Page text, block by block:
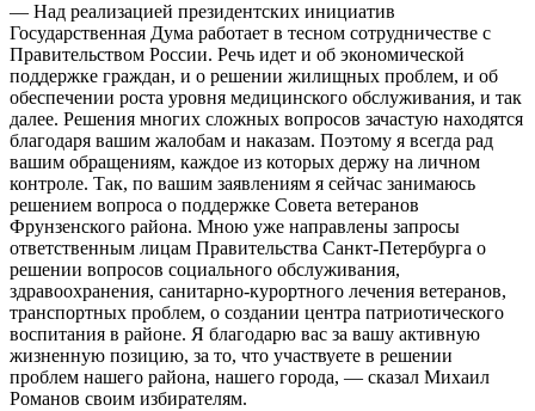
— Над реализацией президентских инициатив
Государственная Дума работает в тесном сотрудничестве с
Правительством России. Речь идет и об экономической
поддержке граждан, и о решении жилищных проблем, и об
обеспечении роста уровня медицинского обслуживания, и так
далее. Решения многих сложных вопросов зачастую находятся
благодаря вашим жалобам и наказам. Поэтому я всегда рад
вашим обращениям, каждое из которых держу на личном
контроле. Так, по вашим заявлениям я сейчас занимаюсь
решением вопроса о поддержке Совета ветеранов
Фрунзенского района. Мною уже направлены запросы
ответственным лицам Правительства Санкт-Петербурга о
решении вопросов социального обслуживания,
здравоохранения, санитарно-курортного лечения ветеранов,
транспортных проблем, о создании центра патриотического
воспитания в районе. Я благодарю вас за вашу активную
жизненную позицию, за то, что участвуете в решении
проблем нашего района, нашего города, — сказал Михаил
Романов своим избирателям.